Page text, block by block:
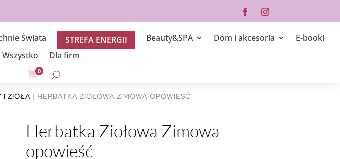
Świata STREFA ENERGII Beauty&SPA Dom i akcesoria
E-booki
Wszystko
Dla firm
0
I ZIOŁA | HERBATKA ZIOŁOWA ZIMOWA OPOWIEŚĆ
Herbatka Ziołowa Zimowa
opowieść